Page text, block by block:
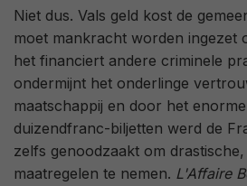
Niet dus. Vals geld kost de
moet mankracht worden ingezet
het financiert andere criminele
ondermijnt het onderlinge
maatschappij en door het
duizendfranc-biljetten werd de
zelfs genoodzaakt om
maatregelen te nemen. L'Affaire